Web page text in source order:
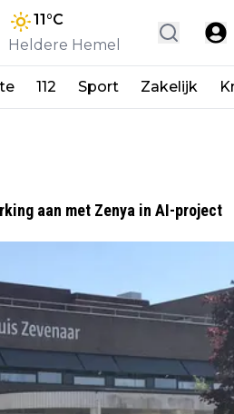
11°C
Heldere Hemel
112 Sport Zakelijk
aan met Zenya in AI-project